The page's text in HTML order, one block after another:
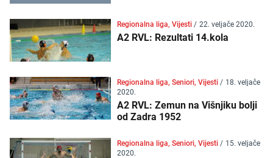
Regionalna liga, Vijesti / 22. veljače 2020.
A2 RVL: Rezultati 14.kola
Regionalna liga, Seniori, Vijesti / 18. veljače
2020.
A2 RVL: Zemun na Višnjiku bolji
od Zadra 1952
Regionalna liga, Seniori, Vijesti / 15. veljače
2020.